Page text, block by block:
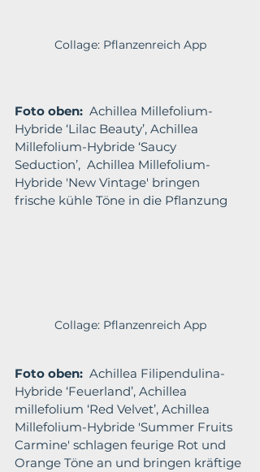
Collage: Pflanzenreich App
Foto oben: Achillea Millefolium-
Hybride ‘Lilac Beauty’, Achillea
Millefolium-Hybride ‘Saucy
Seduction’,  Achillea Millefolium-
Hybride 'New Vintage' bringen
frische kühle Töne in die Pflanzung
Collage: Pflanzenreich App
Foto oben: Achillea Filipendulina-
Hybride ‘Feuerland’, Achillea
millefolium ‘Red Velvet’, Achillea
Millefolium-Hybride 'Summer Fruits
Carmine' schlagen feurige Rot und
Orange Töne an und bringen kräftige